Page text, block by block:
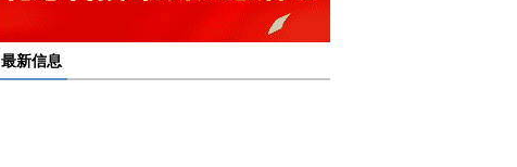
最新信息